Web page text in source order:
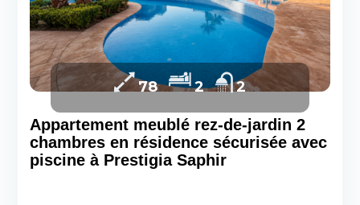
Appartement meublé rez-de-jardin 2
chambres en résidence sécurisée avec
piscine à Prestigia Saphir
78 2 2